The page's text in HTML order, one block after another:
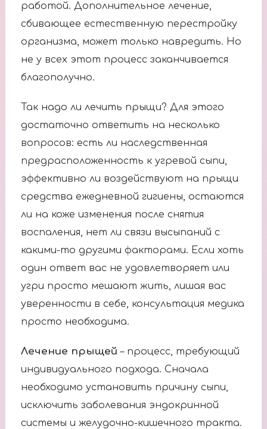
работой. Дополнительное лечение,
сбивающее естественную перестройку
организма, может только навредить. Но
не у всех этот процесс заканчивается
благополучно.
Так надо ли лечить прыщи? Для этого
достаточно ответить на несколько
вопросов: есть ли наследственная
предрасположенность к угревой сыпи,
эффективно ли воздействуют на прыщи
средства ежедневной гигиены, остаются
ли на коже изменения после снятия
воспаления, нет ли связи высыпаний с
какими-то другими факторами. Если хоть
один ответ вас не удовлетворяет или
угри просто мешают жить, лишая вас
уверенности в себе, консультация медика
просто необходима.
Лечение прыщей – процесс, требующий
индивидуального подхода. Сначала
необходимо установить причину сыпи,
исключить заболевания эндокринной
системы и желудочно-кишечного тракта.